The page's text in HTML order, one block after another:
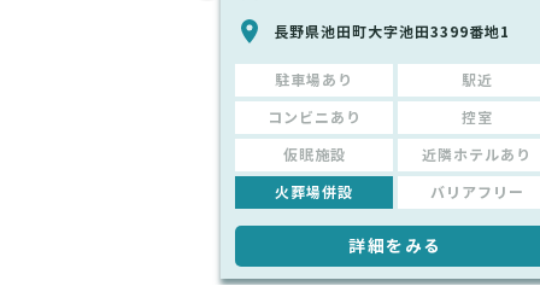
長野県池田町大字池田3399番地1
駐車場あり 駅近
コンビニあり 控室
仮眠施設 近隣ホテルあり
火葬場併設 バリアフリー
詳細をみる